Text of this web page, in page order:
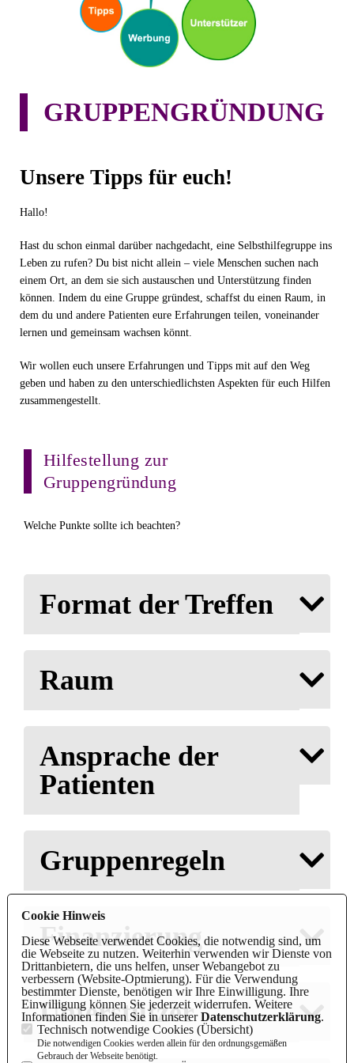
GRUPPENGRÜNDUNG
Unsere Tipps für euch!
Hallo!
Hast du schon einmal darüber nachgedacht, eine Selbsthilfegruppe ins
Leben zu rufen? Du bist nicht allein – viele Menschen suchen nach
einem Ort, an dem sie sich austauschen und Unterstützung finden
können. Indem du eine Gruppe gründest, schaffst du einen Raum, in
dem du und andere Patienten eure Erfahrungen teilen, voneinander
lernen und gemeinsam wachsen könnt.
Wir wollen euch unsere Erfahrungen und Tipps mit auf den Weg
geben und haben zu den unterschiedlichsten Aspekten für euch Hilfen
zusammengestellt.
Hilfestellung zur
Gruppengründung
Welche Punkte sollte ich beachten?
Format der Treffen
Raum
Ansprache der
Patienten
Gruppenregeln
Finanzierung
Unterstützer
Cookie Hinweis
Diese Webseite verwendet Cookies, die notwendig sind, um
die Webseite zu nutzen. Weiterhin verwenden wir Dienste von
Drittanbietern, die uns helfen, unser Webangebot zu
verbessern (Website-Optmierung). Für die Verwendung
bestimmter Dienste, benötigen wir Ihre Einwilligung. Ihre
Einwilligung können Sie jederzeit widerrufen. Weitere
Informationen finden Sie in unsererDatenschutzerklärung.
Technisch notwendige Cookies (Übersicht)
Die notwendigen Cookies werden allein für den ordnungsgemäßen
Gebrauch der Webseite benötigt.